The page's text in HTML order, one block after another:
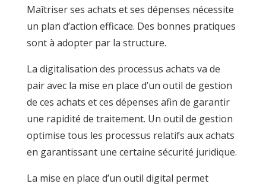
Maîtriser ses achats et ses dépenses nécessite
un plan d’action efficace. Des bonnes pratiques
sont à adopter par la structure.
La digitalisation des processus achats va de
pair avec la mise en place d’un outil de gestion
de ces achats et ces dépenses afin de garantir
une rapidité de traitement. Un outil de gestion
optimise tous les processus relatifs aux achats
en garantissant une certaine sécurité juridique.
La mise en place d’un outil digital permet